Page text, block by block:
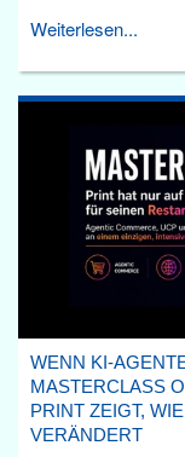
Weiterlesen...
WENN KI-
MASTERCLASS
PRINT ZEIGT,
VERÄNDERT